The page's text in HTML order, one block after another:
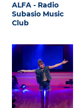
ALFA - Radio
Subasio Music
Club